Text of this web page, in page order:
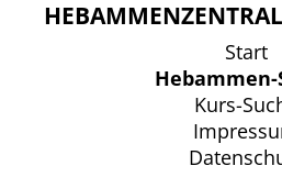
Start
Hebammen-
Kurs-
Start
Hebammen-
Kurs-